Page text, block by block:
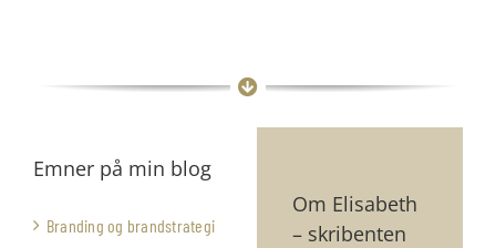
Emner på min blog
Branding og brandstrategi
Om Elisabeth
– skribenten